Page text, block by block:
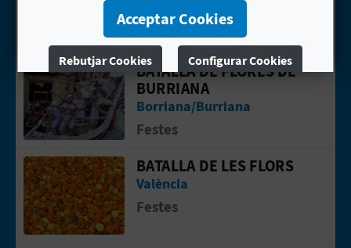
Festes
Anar a la web deBATALLA DE FLORES
BATALLA DE FLORES DE
BURRIANA
Borriana/Burriana
Festes
Anar a la web deBatalla de les Flors
BATALLA DE LES FLORS
València
Festes
Acceptar Cookies
Rebutjar Cookies Configurar Cookies
Més informació